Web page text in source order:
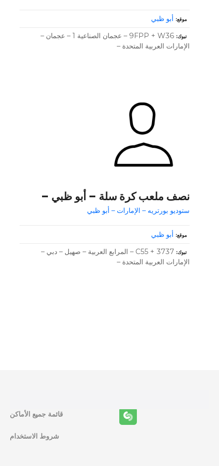
موقع أبو ظبي
تبوك
9FPP + W36 – عجمان الصناعية 1 – عجمان –
الإمارات العربية المتحدة –
نصف ملعب كرة سلة – أبو ظبي –
ستوديو بورتريه – الإمارات – أبو ظبي
موقع أبو ظبي
تبوك
3737 + C55 – المرابع العربية – صهيل – دبي –
الإمارات العربية المتحدة –
قائمة جميع الأماكن
شروط الاستخدام